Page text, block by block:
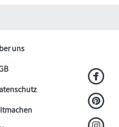
uns